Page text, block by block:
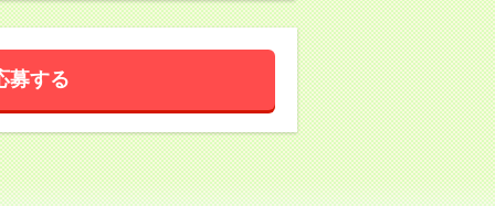
募する